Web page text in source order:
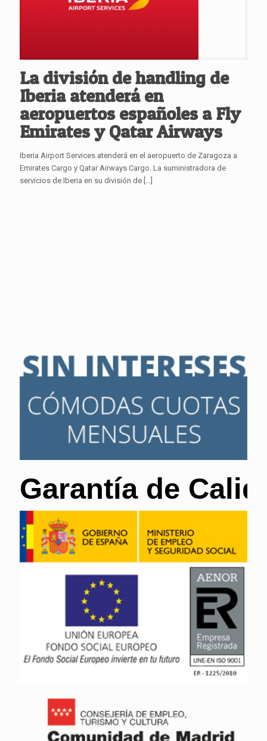
La división de handling de
Iberia atenderá en
aeropuertos españoles a Fly
Emirates y Qatar Airways
Iberia Airport Services atenderá en el aeropuerto de Zaragoza a
Emirates Cargo y Qatar Airways Cargo. La suministradora de
servicios de Iberia en su división de […]
Garantía de